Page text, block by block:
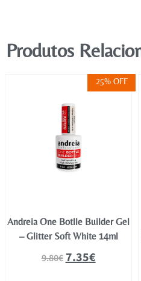
Produtos
25% OFF
Andreia One Botlle Builder Gel
– Glitter Soft White 14ml
9.80€7.35€